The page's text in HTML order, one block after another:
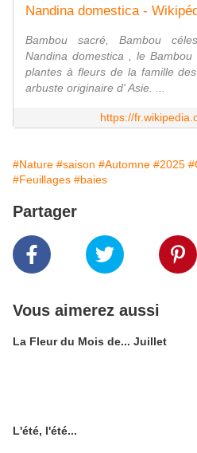
Nandina domestica -
Bambou sacré, Bambou
Nandina domestica , le
plantes à fleurs de la famille
arbuste originaire d' Asie. ...
https://
#Nature #saison #Automne #2025
#Feuillages #baies
Partager
Vous aimerez aussi
La Fleur du Mois de... Juillet
L'été, l'été...